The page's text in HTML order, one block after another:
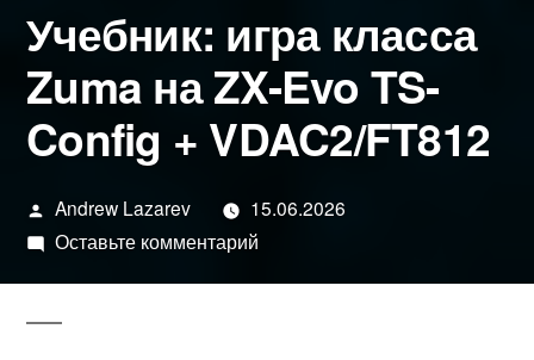
Учебник: игра класса
Zuma на ZX-Evo TS-
Config + VDAC2/FT812
Написано
автором
Andrew Lazarev
15.06.2026
Оставьте комментарийк